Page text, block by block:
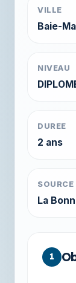
VILLE
Baie-
NIVEAU
DUREE
2 ans
SOURCE
La
1